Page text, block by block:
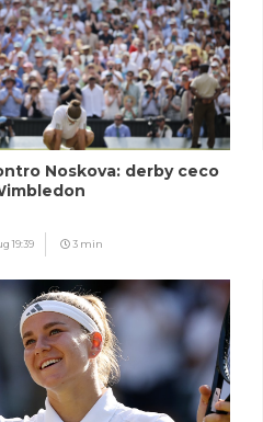
Noskova: derby ceco
19:39 3 min